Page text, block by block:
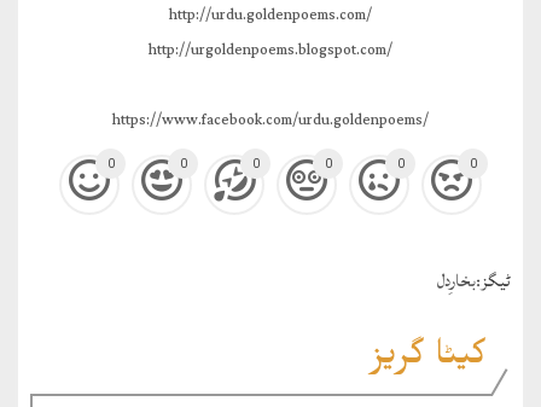
http://urdu.goldenpoems.com/
http://urgoldenpoems.blogspot.com/
https://www.facebook.com/urdu.goldenpoems/
0 0 0 0 0 0
ٹيگز:بخارِدل
کیٹا گریز